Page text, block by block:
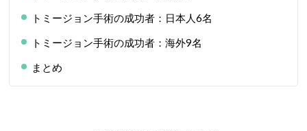
トミージョン手術の成功者：日本人6名
トミージョン手術の成功者：海外9名
まとめ